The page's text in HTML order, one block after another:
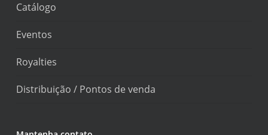
Catálogo
Eventos
Royalties
Distribuição / Pontos de venda